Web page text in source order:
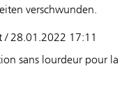
verschwunden.
/ 28.01.2022 17:11
sans lourdeur pour